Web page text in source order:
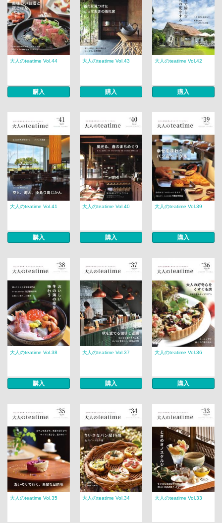
大人のteatime Vol.44
購入
大人のteatime Vol.43
購入
大人のteatime Vol.42
購入
大人のteatime Vol.41
購入
大人のteatime Vol.40
購入
大人のteatime Vol.39
購入
大人のteatime Vol.38
購入
大人のteatime Vol.37
購入
大人のteatime Vol.36
購入
大人のteatime Vol.35 大人のteatime Vol.34 大人のteatime Vol.33